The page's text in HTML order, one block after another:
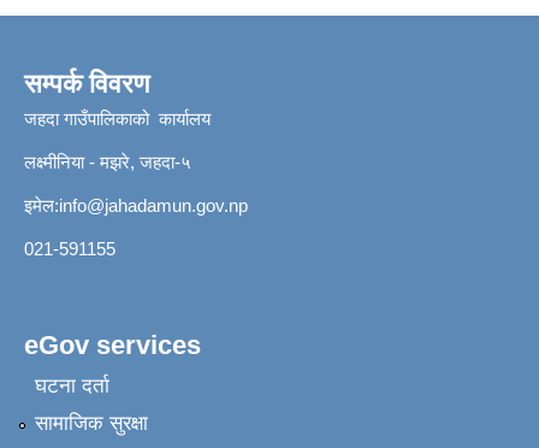
सम्पर्क विवरण
जहदा गाउँपालिकाको कार्यालय
लक्ष्मीनिया - मझरे, जहदा-५
इमेल:info@jahadamun.gov.np
021-591155
eGov services
घटना दर्ता
सामाजिक सुरक्षा